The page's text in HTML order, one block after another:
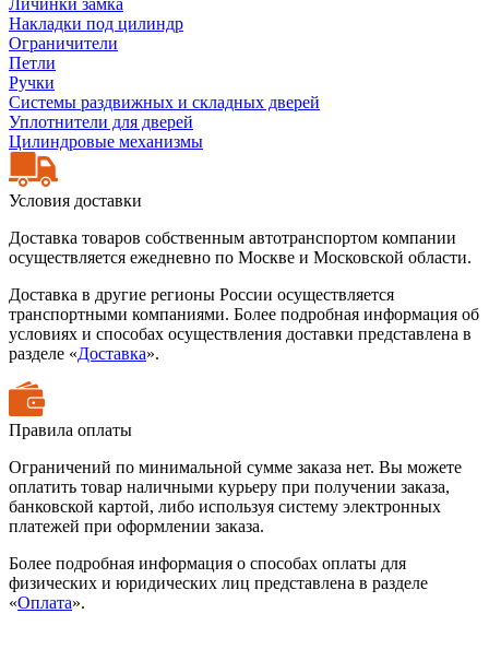
Накладки под цилиндр
Ограничители
Петли
Ручки
Системы раздвижных и складных дверей
Уплотнители для дверей
Цилиндровые механизмы
Условия доставки
Доставка товаров собственным автотранспортом компании
осуществляется ежедневно по Москве и Московской области.
Доставка в другие регионы России осуществляется
транспортными компаниями. Более подробная информация об
условиях и способах осуществления доставки представлена в
разделе «Доставка».
Правила оплаты
Ограничений по минимальной сумме заказа нет. Вы можете
оплатить товар наличными курьеру при получении заказа,
банковской картой, либо используя систему электронных
платежей при оформлении заказа.
Более подробная информация о способах оплаты для
физических и юридических лиц представлена в разделе
«Оплата».